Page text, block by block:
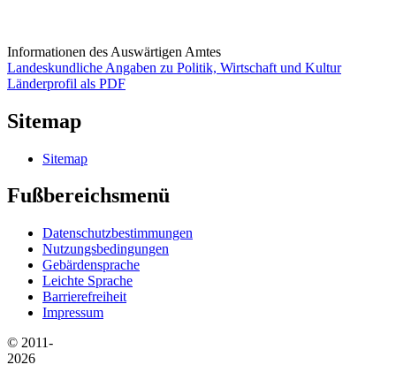
Informationen des Auswärtigen Amtes
Landeskundliche Angaben zu Politik, Wirtschaft und Kultur
Länderprofil als PDF
Sitemap
Sitemap
Fußbereichsmenü
Datenschutzbestimmungen
Nutzungsbedingungen
Gebärdensprache
Leichte Sprache
Barrierefreiheit
Impressum
© 2011-
2026